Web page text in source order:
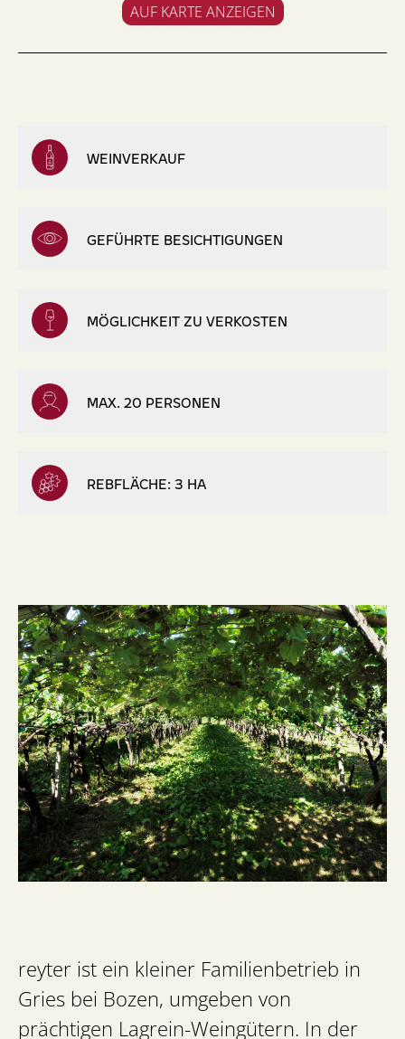
AUF KARTE ANZEIGEN
WEINVERKAUF
GEFÜHRTE BESICHTIGUNGEN
MÖGLICHKEIT ZU VERKOSTEN
MAX. 20 PERSONEN
REBFLÄCHE: 3 HA
reyter ist ein kleiner Familienbetrieb in
Gries bei Bozen, umgeben von
prächtigen Lagrein-Weingütern. In der